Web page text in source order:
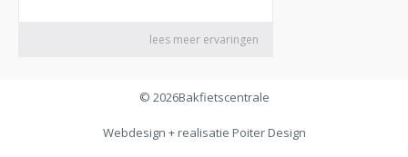
© 2026Bakfietscentrale
Webdesign + realisatie Poiter Design